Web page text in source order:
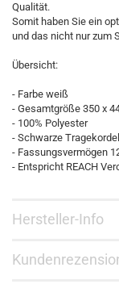
Qualität.
Somit haben Sie ein
und das nicht nur zum
Übersicht:
- Farbe weiß
- Gesamtgröße 350 x
- 100% Polyester
- Schwarze
- Fassungsvermögen
- Entspricht REACH
Hersteller-Info